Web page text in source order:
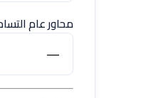
محاور عام